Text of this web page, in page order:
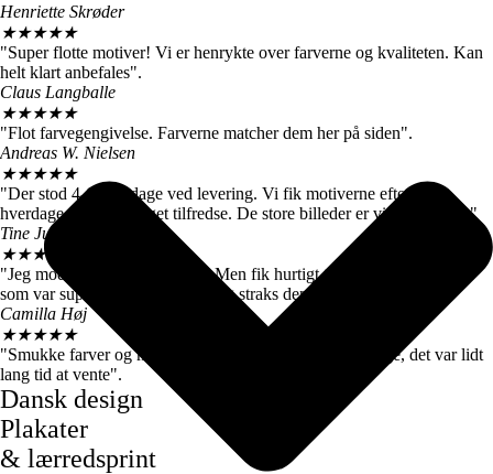
Henriette Skrøder
★★★★★
"Super flotte motiver! Vi er henrykte over farverne og kvaliteten. Kan
helt klart anbefales".
Claus Langballe
★★★★★
"Flot farvegengivelse. Farverne matcher dem her på siden".
Andreas W. Nielsen
★★★★★
"Der stod 4-6 hverdage ved levering. Vi fik motiverne efter 3
hverdage, så vi er meget tilfredse. De store billeder er virkelig flotte."
Tine Juul
★★★
"Jeg modtog en forkert plakat. Men fik hurtigt talt med kundeservice
som var super søde og sendte mig straks den rigtige".
Camilla Høj
★★★★★
"Smukke farver og motiver, de kom dog først efter 7 dage, det var lidt
lang tid at vente".
Dansk design
Plakater
& lærredsprint